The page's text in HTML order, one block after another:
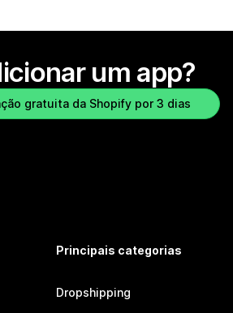
um app?
gratuita da Shopify por 3 dias
Principais categorias
Dropshipping